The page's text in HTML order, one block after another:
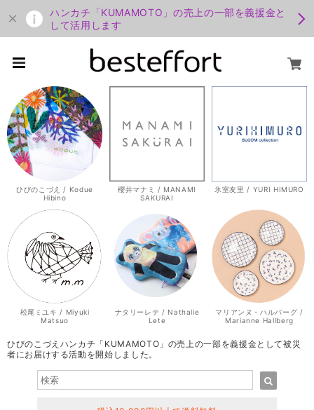
ハンカチ「KUMAMOTO」の売上の一部を義援金と
して活用します
ひびのこづえ / Kodue
Hibino
櫻井マナミ / MANAMI
SAKURAI
氷室友里 / YURI HIMURO
松尾ミユキ / Miyuki
Matsuo
ナタリーレテ / Nathalie
Lete
マリアンヌ・ハルバーグ /
Marianne Hallberg
ひびのこづえハンカチ「KUMAMOTO」の売上の一部を義援金として被災
者にお届けする活動を開始しました。